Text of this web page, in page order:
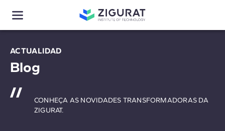
ACTUALIDAD
Blog
CONHEÇA AS NOVIDADES TRANSFORMADORAS DA
ZIGURAT.